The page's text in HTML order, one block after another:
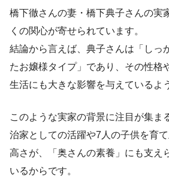
橋下徹さんの妻・橋下典子さんの実
くの関心が寄せられています。
結論から言えば、典子さんは「しっ
たお嬢様タイプ」であり、その性格
生活にも大きな影響を与えているよ
このような実家の背景に注目が集ま
治家としての活躍や7人の子供を育
高さが、「奥さんの素養」にも支え
いるからです。